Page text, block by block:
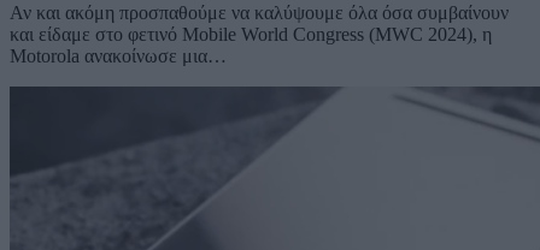
Αν και ακόμη προσπαθούμε να καλύψουμε όλα όσα συμβαίνουν
και είδαμε στο φετινό Mobile World Congress (MWC 2024), η
Motorola ανακοίνωσε μια…